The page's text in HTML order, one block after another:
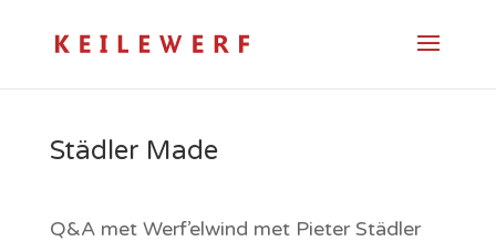
Städler Made
Q&A met Werf’elwind met Pieter Städler